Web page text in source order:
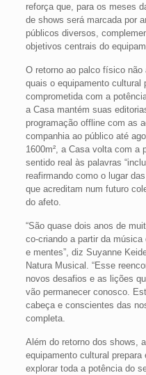
reforça que, para os meses
de shows será marcada por
públicos diversos,
objetivos centrais do
O retorno ao palco físico
quais o equipamento cultural
comprometida com a
a Casa mantém suas
programação offline com as
companhia ao público até
1600m², a Casa volta com a
sentido real às palavras
reafirmando como o lugar
que acreditam num futuro
do afeto.
“São quase dois anos de
co-criando a partir da
e mentes”, diz Suyanne
Natura Musical. “Esse
novos desafios e as lições
vão permanecer conosco.
cabeça e conscientes das
completa.
Além do retorno dos shows,
equipamento cultural
explorar toda a potência do